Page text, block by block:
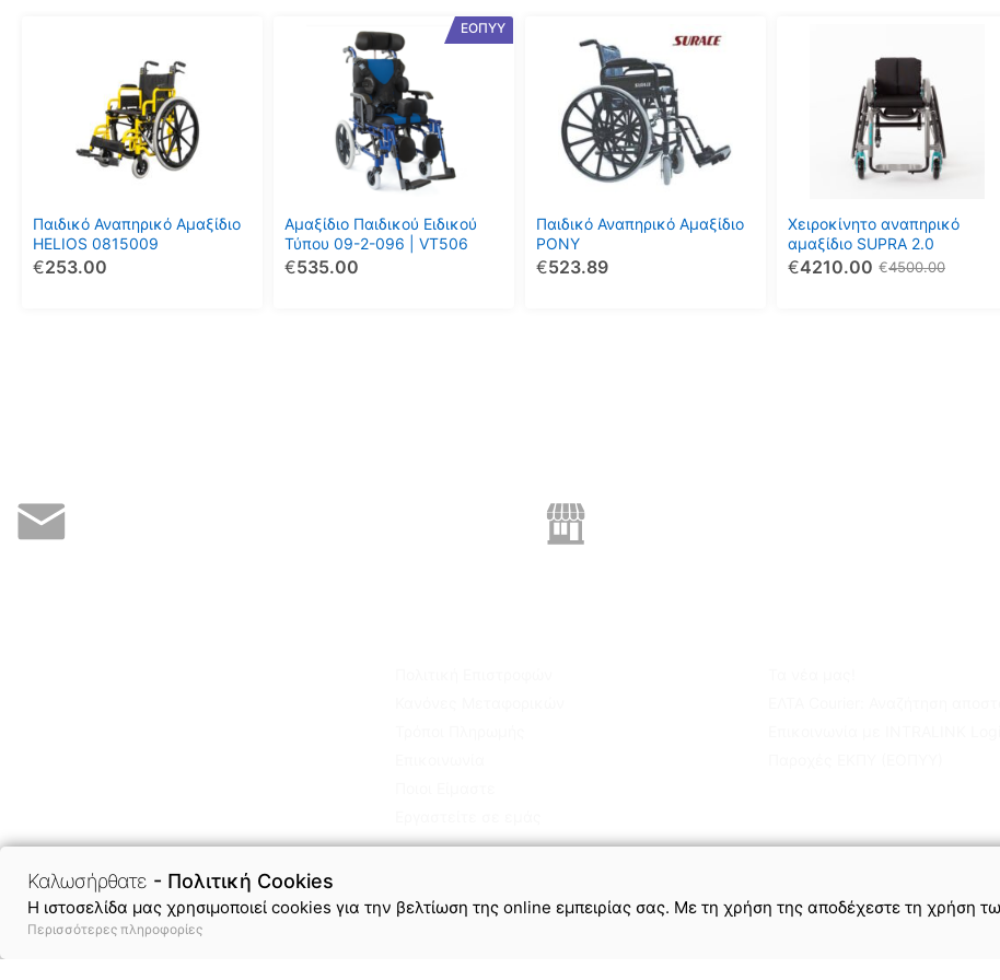
Καλωσήρθατε - Πολιτική Cookies
H ιστοσελίδα μας χρησιμοποιεί cookies για την βελτίωση της online εμπειρίας σας. Με τη χρήση της αποδέχεστε τη χρήση
Περισσότερες πληροφορίες
Παιδικό Αναπηρικό Αμαξίδιο
HELIOS 0815009
253.00
€
ΕΟΠΥΥ
Αμαξίδιο Παιδικού Ειδικού
Τύπου 09-2-096 | VT506
535.00
€
πολλαπλές
παραλλαγές.
μπορούν
να
επιλεγούν
Παιδικό Αναπηρικό Αμαξίδιο
PONY
523.89
€
Χειροκίνητο αναπηρικό
αμαξίδιο SUPRA 2.0
4500.00
€
4210.00
€
πολλαπλές
παραλλαγές.
μπορούν
να
επιλεγούν
Όροι Χρήσης & Απόρρητο Πολιτική Cookies Χάρτης Ιστοτόπου